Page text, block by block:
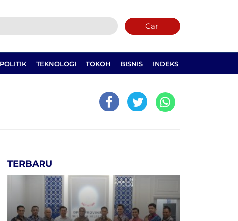
Cari
POLITIK TEKNOLOGI TOKOH BISNIS INDEKS
TERBARU